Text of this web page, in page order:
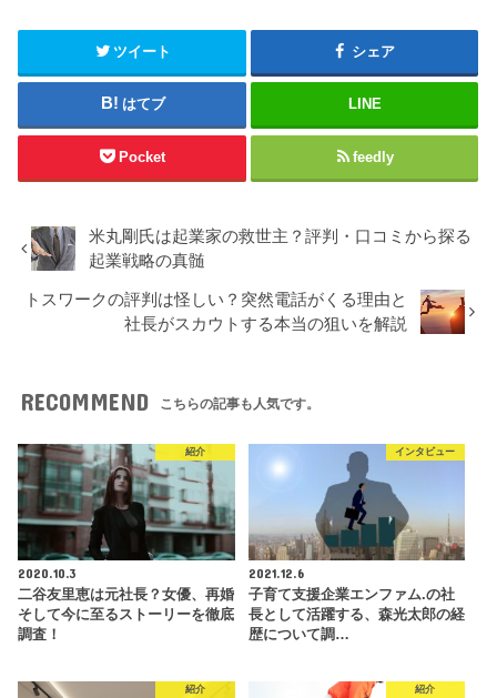
ツイート シェア
はてブ LINE
Pocket feedly
米丸剛氏は起業家の救世主？評判・口コミから探る
起業戦略の真髄
トスワークの評判は怪しい？突然電話がくる理由と
社長がスカウトする本当の狙いを解説
RECOMMEND こちらの記事も人気です。
紹介
2020.10.3
二谷友里恵は元社長？女優、再婚
そして今に至るストーリーを徹底
調査！
インタビュー
2021.12.6
子育て支援企業エンファム.の社
長として活躍する、森光太郎の経
歴について調…
紹介 紹介